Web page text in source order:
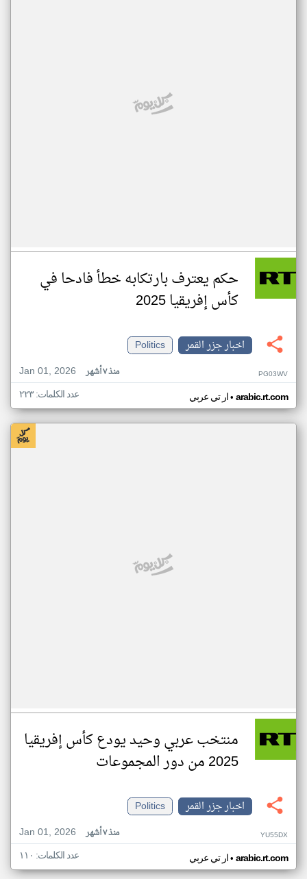
حكم يعترف بارتكابه خطأ فادحا في
كأس إفريقيا 2025
اخبار جزر القمر
Politics
Jan 01, 2026
منذ ٧ أشهر PG03WV
ار تي عربي• arabic.rt.com عدد الكلمات: ٢٢٣
منتخب عربي وحيد يودع كأس إفريقيا
2025 من دور المجموعات
اخبار جزر القمر
Politics
Jan 01, 2026
منذ ٧ أشهر YU55DX
ار تي عربي• arabic.rt.com عدد الكلمات: ١١٠